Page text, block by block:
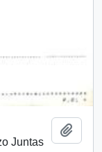
Juntas